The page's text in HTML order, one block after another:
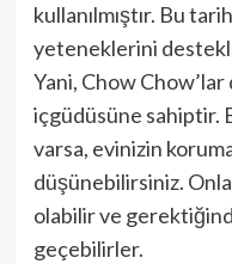
kullanılmıştır. Bu
yeteneklerini
Yani, Chow
içgüdüsüne sahiptir.
varsa, evinizin koruma
düşünebilirsiniz.
olabilir ve
geçebilirler.